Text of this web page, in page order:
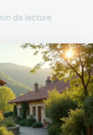
de lecture